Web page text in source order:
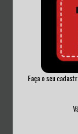
Faça o seu
ALEMANHA